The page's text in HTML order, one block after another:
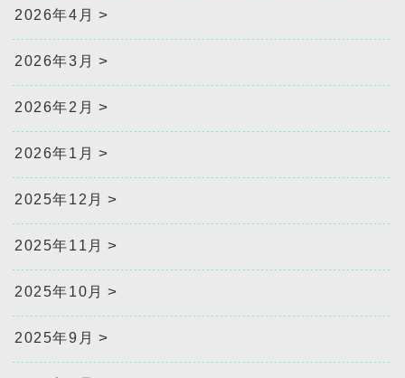
2026年4月
2026年3月
2026年2月
2026年1月
2025年12月
2025年11月
2025年10月
2025年9月